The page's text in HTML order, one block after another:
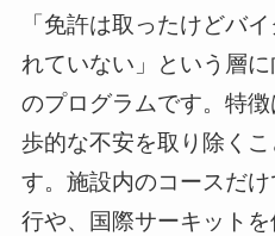
「免許は取ったけどバ
れていない」という層
のプログラムです。特
歩的な不安を取り除く
す。施設内のコースだ
行や、国際サーキット